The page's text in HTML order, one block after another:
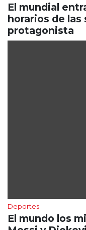
El mundial
horarios de
protagonista
Deportes
El mundo los